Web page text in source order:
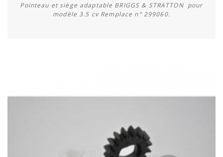
Pointeau et siège adaptable BRIGGS & STRATTON pour
modèle 3.5 cv Remplace n° 299060.